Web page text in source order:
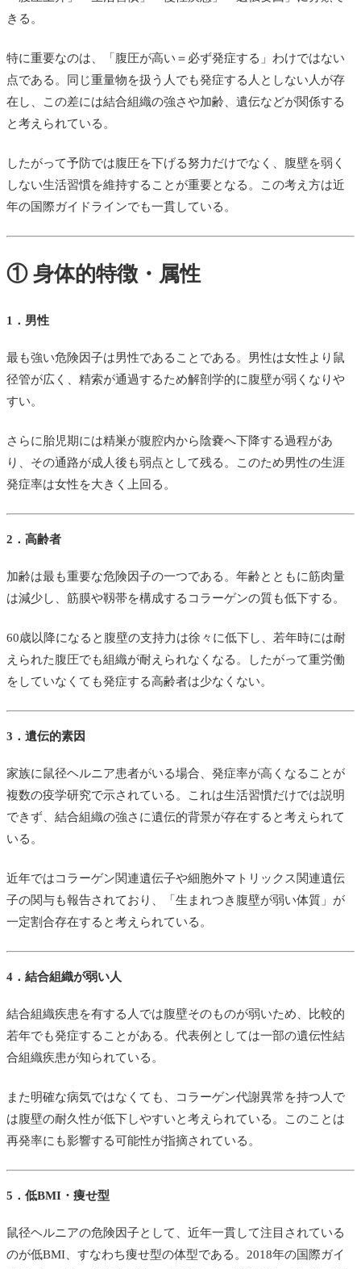
きる。
特に重要なのは、「腹圧が高い＝必ず発症する」わけではない
点である。同じ重量物を扱う人でも発症する人としない人が存
在し、この差には結合組織の強さや加齢、遺伝などが関係する
と考えられている。
したがって予防では腹圧を下げる努力だけでなく、腹壁を弱く
しない生活習慣を維持することが重要となる。この考え方は近
年の国際ガイドラインでも一貫している。
① 身体的特徴・属性
1．男性
最も強い危険因子は男性であることである。男性は女性より鼠
径管が広く、精索が通過するため解剖学的に腹壁が弱くなりや
すい。
さらに胎児期には精巣が腹腔内から陰嚢へ下降する過程があ
り、その通路が成人後も弱点として残る。このため男性の生涯
発症率は女性を大きく上回る。
2．高齢者
加齢は最も重要な危険因子の一つである。年齢とともに筋肉量
は減少し、筋膜や靱帯を構成するコラーゲンの質も低下する。
60歳以降になると腹壁の支持力は徐々に低下し、若年時には耐
えられた腹圧でも組織が耐えられなくなる。したがって重労働
をしていなくても発症する高齢者は少なくない。
3．遺伝的素因
家族に鼠径ヘルニア患者がいる場合、発症率が高くなることが
複数の疫学研究で示されている。これは生活習慣だけでは説明
できず、結合組織の強さに遺伝的背景が存在すると考えられて
いる。
近年ではコラーゲン関連遺伝子や細胞外マトリックス関連遺伝
子の関与も報告されており、「生まれつき腹壁が弱い体質」が
一定割合存在すると考えられている。
4．結合組織が弱い人
結合組織疾患を有する人では腹壁そのものが弱いため、比較的
若年でも発症することがある。代表例としては一部の遺伝性結
合組織疾患が知られている。
また明確な病気ではなくても、コラーゲン代謝異常を持つ人で
は腹壁の耐久性が低下しやすいと考えられている。このことは
再発率にも影響する可能性が指摘されている。
5．低BMI・痩せ型
鼠径ヘルニアの危険因子として、近年一貫して注目されている
のが低BMI、すなわち痩せ型の体型である。2018年の国際ガイ